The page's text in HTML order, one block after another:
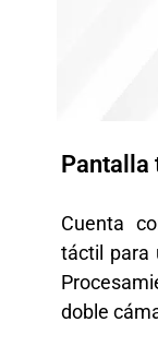
Pantalla
Cuenta
táctil para
doble